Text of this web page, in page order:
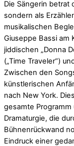
Die Sängerin betrat
sondern als
musikalischen
Giuseppe Bassi am
jiddischen „Donna
(„Time Traveler“)
Zwischen den
künstlerischen
nach New York.
gesamte
Dramaturgie, die
Bühnenrückwand
Eindruck einer